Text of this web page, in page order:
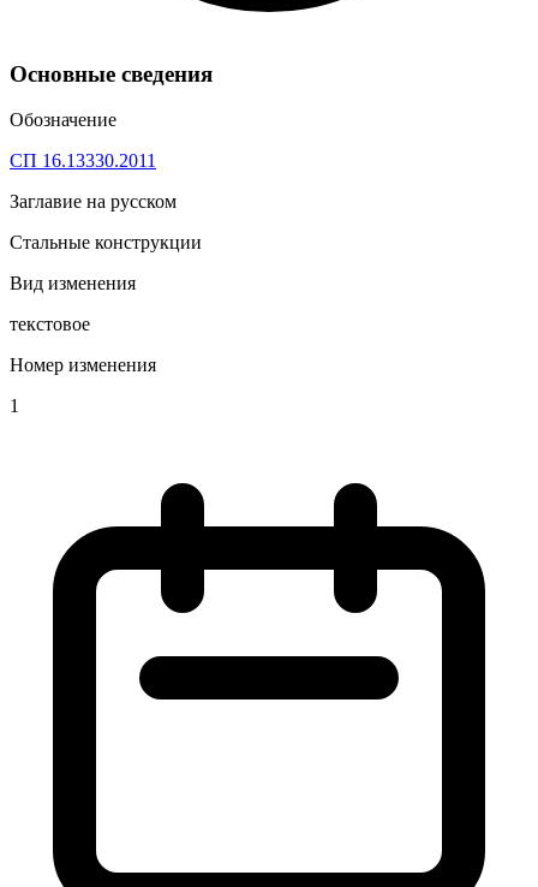
Основные сведения
Обозначение
СП 16.13330.2011
Заглавие на русском
Стальные конструкции
Вид изменения
текстовое
Номер изменения
1